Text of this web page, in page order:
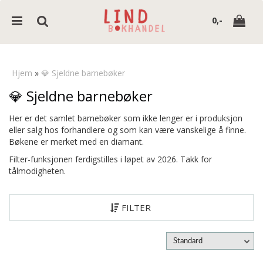
0,-
Hjem » 💎 Sjeldne barnebøker
💎 Sjeldne barnebøker
Her er det samlet barnebøker som ikke lenger er i produksjon
eller salg hos forhandlere og som kan være vanskelige å finne.
Bøkene er merket med en diamant.
Filter-funksjonen ferdigstilles i løpet av 2026. Takk for
tålmodigheten.
FILTER
Standard
Trykk ENTER for å søke